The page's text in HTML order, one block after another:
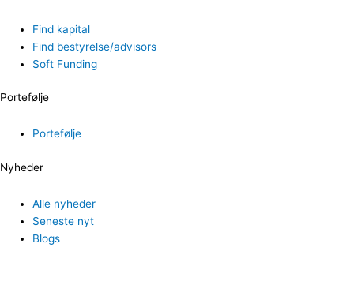
Find kapital
Find bestyrelse/advisors
Soft Funding
Portefølje
Portefølje
Nyheder
Alle nyheder
Seneste nyt
Blogs